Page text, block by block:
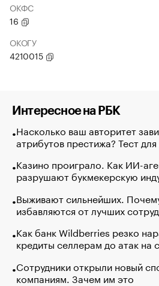
ОКФС
16
ОКОГУ
4210015
Интересное на РБК
Насколько ваш авторитет
атрибутов престижа? Тест
Казино проиграло. Как ИИ-
разрушают букмекерскую
Выживают сильнейших.
избавляются от лучших
Как банк Wildberries резко
кредиты селлерам до атак на
Сотрудники открыли новый
компаниям. Зачем им это